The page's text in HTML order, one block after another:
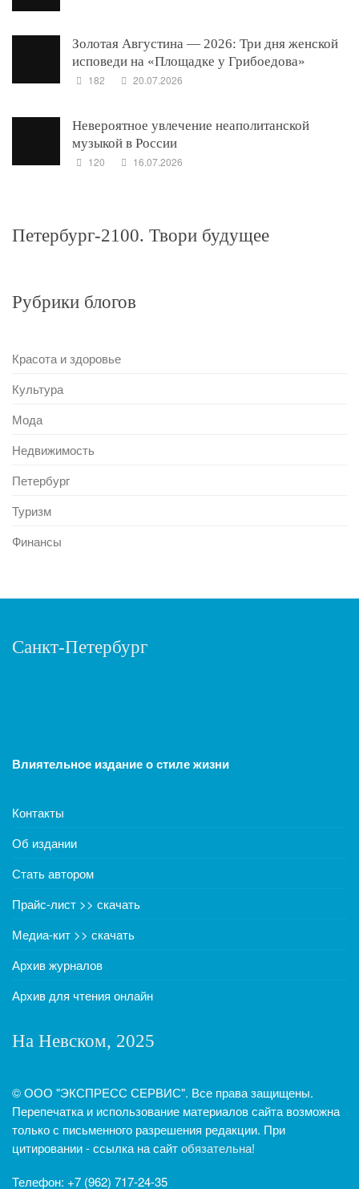
Золотая Августина — 2026: Три дня женской
исповеди на «Площадке у Грибоедова»
182 20.07.2026
Невероятное увлечение неаполитанской
музыкой в России
120 16.07.2026
Петербург-2100. Твори будущее
Рубрики блогов
Красота и здоровье
Культура
Мода
Недвижимость
Петербург
Туризм
Финансы
Санкт-Петербург
Влиятельное издание о стиле жизни
Контакты
Об издании
Стать автором
Прайс-лист >> скачать
Медиа-кит >> скачать
Архив журналов
Архив для чтения онлайн
На Невском, 2025
© ООО "ЭКСПРЕСС СЕРВИС". Все права защищены.
Перепечатка и использование материалов сайта возможна
только с письменного разрешения редакции. При
цитировании - ссылка на сайтобязательна!
Телефон: +7 (962) 717-24-35